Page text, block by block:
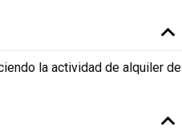
la actividad de alquiler de